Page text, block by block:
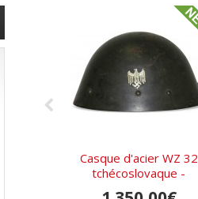
Casque d'acier WZ 32
tchécoslovaque -
Wehrmacht